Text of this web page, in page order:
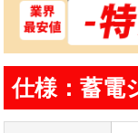
仕様：蓄電